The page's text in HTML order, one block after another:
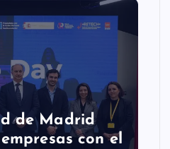
de Madrid
con el